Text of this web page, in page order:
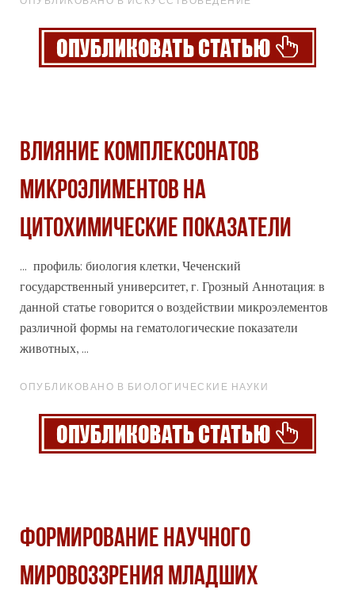
ВЛИЯНИЕ КОМПЛЕКСОНАТОВ
МИКРОЭЛИМЕНТОВ НА
ЦИТОХИМИЧЕСКИЕ ПОКАЗАТЕЛИ
... профиль: биология клетки, Чеченский
государственный университет, г. Грозный Аннотация: в
данной статье говорится о воздействии микроэлементов
различной формы на гематологические показатели
животных, ...
ОПУБЛИКОВАНО В БИОЛОГИЧЕСКИЕ НАУКИ
ФОРМИРОВАНИЕ НАУЧНОГО
МИРОВОЗЗРЕНИЯ МЛАДШИХ